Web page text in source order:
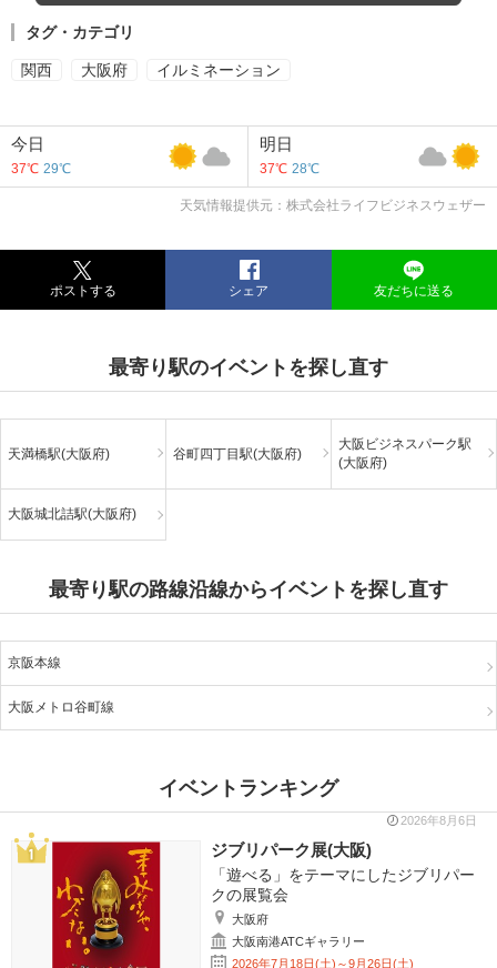
タグ・カテゴリ
関西 大阪府 イルミネーション
今日
37℃ 29℃
明日
37℃ 28℃
天気情報提供元：株式会社ライフビジネスウェザー
ポストする シェア 友だちに送る
最寄り駅のイベントを探し直す
天満橋駅(大阪府) 谷町四丁目駅(大阪府)
大阪ビジネスパーク駅
(大阪府)
大阪城北詰駅(大阪府)
最寄り駅の路線沿線からイベントを探し直す
京阪本線
大阪メトロ谷町線
イベントランキング
2026年8月6日
ジブリパーク展(大阪)
「遊べる」をテーマにしたジブリパー
クの展覧会
大阪府
大阪南港ATCギャラリー
2026年7月18日(土)～9月26日(土)